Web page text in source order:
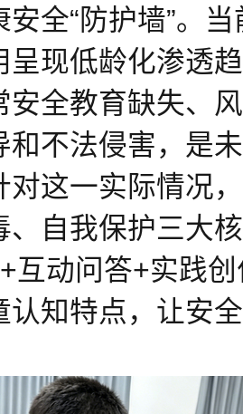
安全“防护墙”。
呈现低龄化渗透
安全教育缺失、
和不法侵害，是
对这一实际情况
、自我保护三大
互动问答+实践
认知特点，让安